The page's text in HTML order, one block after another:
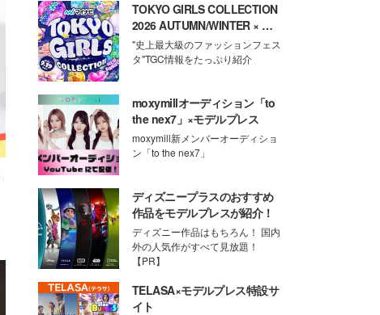
TOKYO GIRLS COLLECTION
2026 AUTUMN/WINTER × モ
デルプレス
"史上最大級のファッションフェス
タ"TGC情報をたっぷり紹介
moxymillオーディション「to
the nex7」×モデルプレス
moxymill新メンバーオーディショ
ン「to the nex7」
ディズニープラスのおすすめ
作品をモデルプレスが紹介！
ディズニー作品はもちろん！ 国内
外の人気作がすべて見放題！
【PR】
TELASA×モデルプレス特設サ
イト